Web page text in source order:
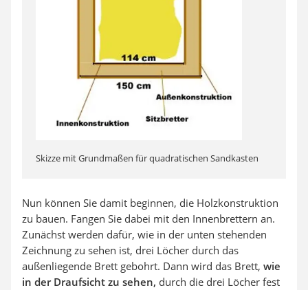
Skizze mit Grundmaßen für quadratischen Sandkasten
Nun können Sie damit beginnen, die Holzkonstruktion
zu bauen. Fangen Sie dabei mit den Innenbrettern an.
Zunächst werden dafür, wie in der unten stehenden
Zeichnung zu sehen ist, drei Löcher durch das
außenliegende Brett gebohrt. Dann wird das Brett, wie
in der Draufsicht zu sehen, durch die drei Löcher fest